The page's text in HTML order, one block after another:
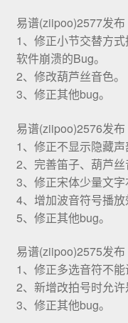
易谱(ziipoo)2577发布
1、修正小节交替方
软件崩溃的Bug。
2、修改葫芦丝音色。
3、修正其他bug。
易谱(ziipoo)2576发布
1、修正不显示隐藏
2、完善笛子、葫芦丝
3、修正宋体少量文字
4、增加波音符号播放
5、修正其他bug。
易谱(ziipoo)2575发布
1、修正多选音符不能
2、新增改拍号时允许
3、修正其他bug。